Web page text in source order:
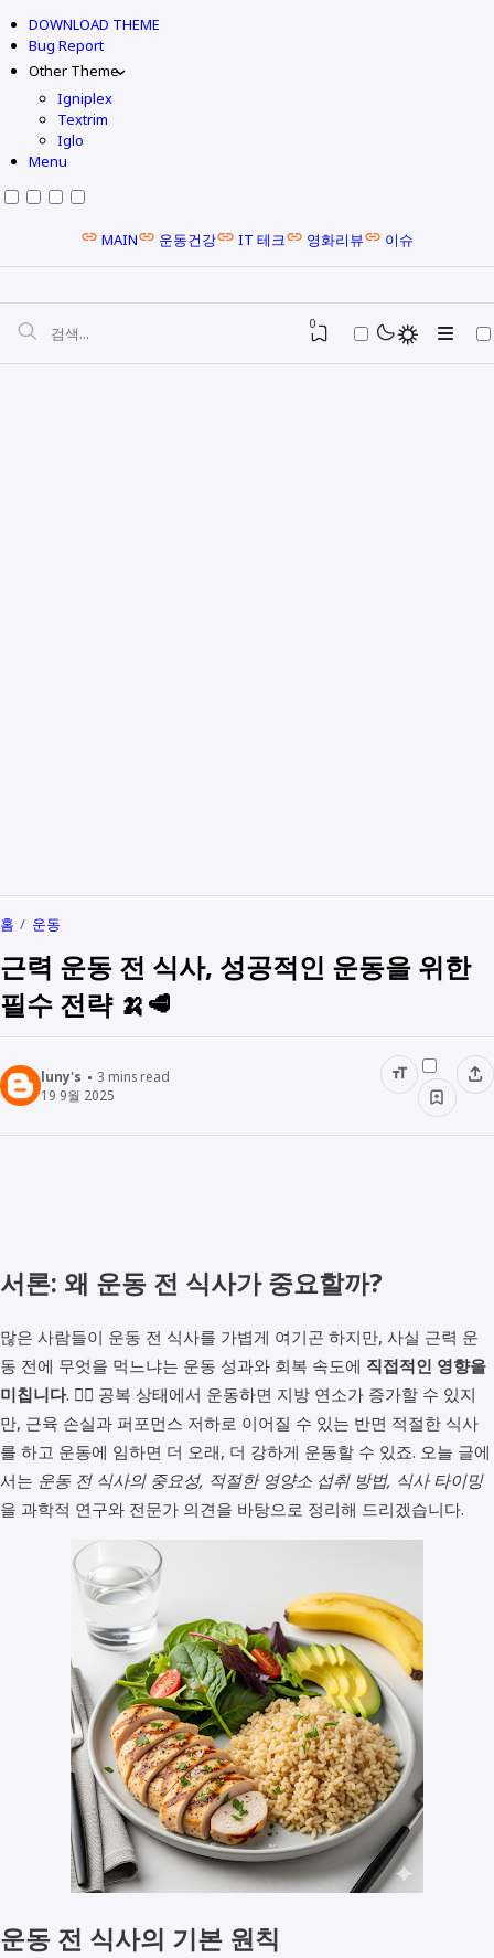
DOWNLOAD THEME
Bug Report
Other Theme
Igniplex
Textrim
Iglo
Menu
MAIN 운동건강 IT 테크 영화리뷰 이슈
0
홈 운동
근력 운동 전 식사, 성공적인 운동을 위한
필수 전략 🍌🥩
luny's 3 mins read
19 9월 2025
서론: 왜 운동 전 식사가 중요할까?
많은 사람들이 운동 전 식사를 가볍게 여기곤 하지만, 사실 근력 운
동 전에 무엇을 먹느냐는 운동 성과와 회복 속도에 직접적인 영향을
미칩니다. 🏋️‍♂️ 공복 상태에서 운동하면 지방 연소가 증가할 수 있지
만, 근육 손실과 퍼포먼스 저하로 이어질 수 있는 반면 적절한 식사
를 하고 운동에 임하면 더 오래, 더 강하게 운동할 수 있죠. 오늘 글에
서는 운동 전 식사의 중요성, 적절한 영양소 섭취 방법, 식사 타이밍
을 과학적 연구와 전문가 의견을 바탕으로 정리해 드리겠습니다.
운동 전 식사의 기본 원칙